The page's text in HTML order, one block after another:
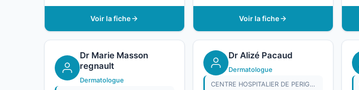
Voir la fiche Voir la fiche
Dr Marie Masson
regnault
Dermatologue
Dr Alizé Pacaud
Dermatologue
CENTRE HOSPITALIER DE PERIGUEUX